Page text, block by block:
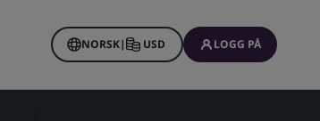
NORSK| USD LOGG PÅ